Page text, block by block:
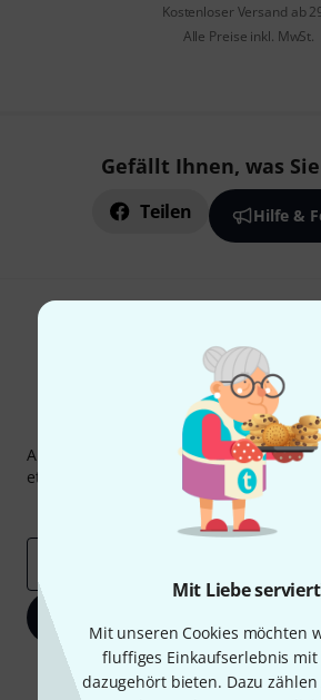
Mit Liebe
Mit unseren Cookies möchten
fluffiges Einkaufserlebnis mit
dazugehört bieten. Dazu
Kostenloser Versand ab
Alle Preise inkl. MwSt.
Gefällt Ihnen, was
Teilen Hilfe &
Thomann
Abonniere den Thomann Newsletter
etwas Glück einen von
50 Gutscheinen
Inspirierende Beiträge
Mit Klick auf „Jetzt anmelden“ stimmen Sie
Werbung und einer Messung des E-Mail-